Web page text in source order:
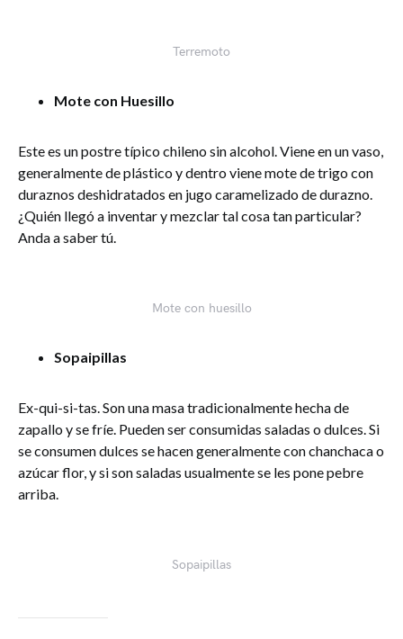
Terremoto
Mote con Huesillo
Este es un postre típico chileno sin alcohol. Viene en un vaso,
generalmente de plástico y dentro viene mote de trigo con
duraznos deshidratados en jugo caramelizado de durazno.
¿Quién llegó a inventar y mezclar tal cosa tan particular?
Anda a saber tú.
Mote con huesillo
Sopaipillas
Ex-qui-si-tas. Son una masa tradicionalmente hecha de
zapallo y se fríe. Pueden ser consumidas saladas o dulces. Si
se consumen dulces se hacen generalmente con chanchaca o
azúcar flor, y si son saladas usualmente se les pone pebre
arriba.
Sopaipillas